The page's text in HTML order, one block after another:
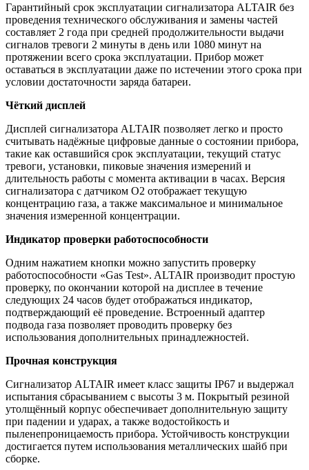
Гарантийный срок эксплуатации сигнализатора ALTAIR без
проведения технического обслуживания и замены частей
составляет 2 года при средней продолжительности выдачи
сигналов тревоги 2 минуты в день или 1080 минут на
протяжении всего срока эксплуатации. Прибор может
оставаться в эксплуатации даже по истечении этого срока при
условии достаточности заряда батареи.
Чёткий дисплей
Дисплей сигнализатора ALTAIR позволяет легко и просто
считывать надёжные цифровые данные о состоянии прибора,
такие как оставшийся срок эксплуатации, текущий статус
тревоги, установки, пиковые значения измерений и
длительность работы с момента активации в часах. Версия
сигнализатора с датчиком O2 отображает текущую
концентрацию газа, а также максимальное и минимальное
значения измеренной концентрации.
Индикатор проверки работоспособности
Одним нажатием кнопки можно запустить проверку
работоспособности «Gas Test». ALTAIR производит простую
проверку, по окончании которой на дисплее в течение
следующих 24 часов будет отображаться индикатор,
подтверждающий её проведение. Встроенный адаптер
подвода газа позволяет проводить проверку без
использования дополнительных принадлежностей.
Прочная конструкция
Сигнализатор ALTAIR имеет класс защиты IP67 и выдержал
испытания сбрасыванием с высоты 3 м. Покрытый резиной
утолщённый корпус обеспечивает дополнительную защиту
при падении и ударах, а также водостойкость и
пыленепроницаемость прибора. Устойчивость конструкции
достигается путем использования металлических шайб при
сборке.